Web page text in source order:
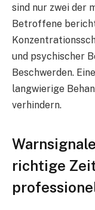
sind nur zwei der
Betroffene
und psychischer
Beschwerden.
langwierige
verhindern.
richtige